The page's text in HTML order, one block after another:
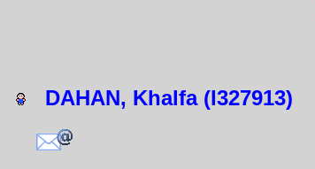
DAHAN, Khalfa (I327913)